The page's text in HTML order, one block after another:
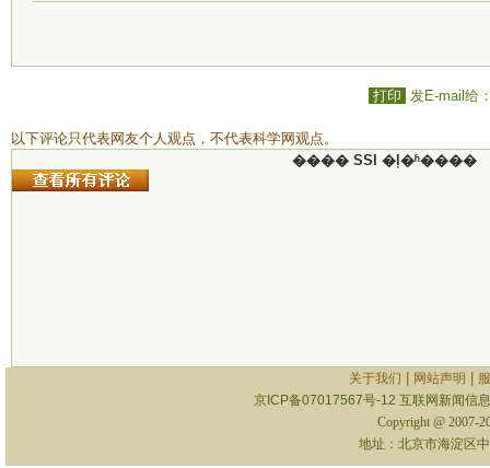
打印 发E-mail给
以下评论只代表网友个人观点，不代表科学网观点。
���� SSI �ļ�ʱ����
关于我们 网站声明
京ICP备07017567号-12 互联网新闻信
Copyright @ 2007-
地址：北京市海淀区